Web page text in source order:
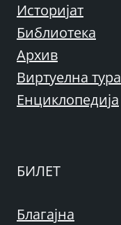
Историјат
Библиотека
Архив
Виртуелна тура
Енциклопедија
БИЛЕТ
Благајна